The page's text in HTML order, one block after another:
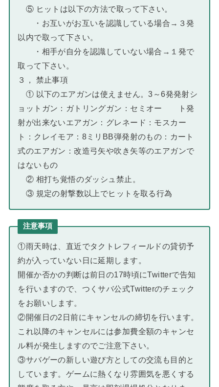
⑤ ヒットは以下の方法で取って下さい。
・お互いがお互いを認識している場合→３発
以内で取って下さい。
・相手が自分を認識していない場合→１発で
取って下さい。
３， 禁止事項
① 以下のエアガンは使えません。3～6発発射シ
ョットガン：ガトリングガン：セミオー ト発
射が出来ないエアガン：グレネード：モスカー
ト：クレイモア：8ミリBB弾発射のもの：カート
式のエアガン：改造弓矢や吹き矢等のエアガンで
はないもの
② 相打ち覚悟のダッシュ禁止。
③ 規定の射撃数以上でヒットを取る行為
注意事項
①雨天時は、直近でタクトレフィールドの貸切予
約が入っていない日に延期します。
開催か否かの判断は前日の17時頃にTwitterで告知
を行いますので、つくサバ公式Twitterのチェック
をお願いします。
②開催日の2日前にキャンセルの締切を行います。
これ以降のキャンセルには参加費全額のキャンセ
ル料が発生しますのでご注意下さい。
③サバゲーの新しい遊び方としての交流も目的と
しています。ゲームに熱くなり雰囲気を悪くする